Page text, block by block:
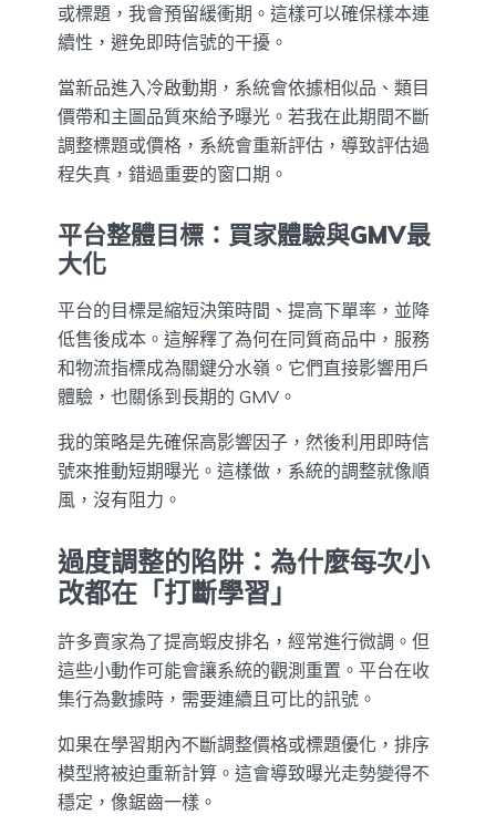
或標題，我會預留緩衝期。這樣可以確保樣本連
續性，避免即時信號的干擾。
當新品進入冷啟動期，系統會依據相似品、類目
價帶和主圖品質來給予曝光。若我在此期間不斷
調整標題或價格，系統會重新評估，導致評估過
程失真，錯過重要的窗口期。
平台整體目標：買家體驗與GMV最
大化
平台的目標是縮短決策時間、提高下單率，並降
低售後成本。這解釋了為何在同質商品中，服務
和物流指標成為關鍵分水嶺。它們直接影響用戶
體驗，也關係到長期的 GMV。
我的策略是先確保高影響因子，然後利用即時信
號來推動短期曝光。這樣做，系統的調整就像順
風，沒有阻力。
過度調整的陷阱：為什麼每次小
改都在「打斷學習」
許多賣家為了提高蝦皮排名，經常進行微調。但
這些小動作可能會讓系統的觀測重置。平台在收
集行為數據時，需要連續且可比的訊號。
如果在學習期內不斷調整價格或標題優化，排序
模型將被迫重新計算。這會導致曝光走勢變得不
穩定，像鋸齒一樣。